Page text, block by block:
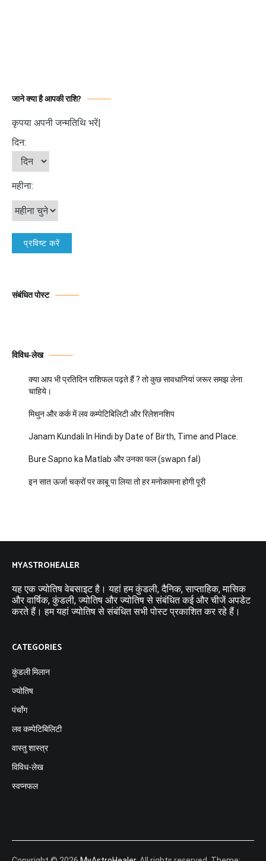
जाने क्या है आपकी राशि?
कृपया अपनी जन्मतिथि भरें|
दिन:
महीना:
संबंधित पोस्ट
विविध-लेख
क्या आप भी प्रतिदिन राशिफल पढ़ते हैं ? तो कुछ सावधानियां जरूर समझ लेना
चाहिये।
मिथुन और कर्क में लव कम्पेटिबिलिटी और रिलेशनशिप
Janam Kundali In Hindi by Date of Birth, Time and Place.
Bure Sapno ka Matlab और उनका फल (swapn fal)
इन सात ऊर्जा चक्रों पर काबू पा लिया तो हर मनोकामना होगी पूरी
MYASTROHEALER
यह एक ज्योतिष वेबसाइट है। यहां हम कुंडली, दैनिक, साप्ताहिक, मासिक
और वार्षिक, कुंडली, ज्योतिष और ज्योतिष से संबंधित कई और चीजें अपडेट
करते हैं। हम यहां ज्योतिष से संबंधित सभी पोस्ट प्रकाशित कर रहे हैं।
CATEGORIES
कुंडली मिलान
ज्योतिष
पंचाँग
लव कम्पेटिबिलिटी
वास्तु शास्त्र
विविध-लेख
स्वप्नफल